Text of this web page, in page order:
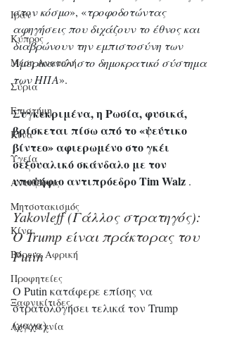
Ιράν
Κύπρος
Μέση Ανατολή
Σύρια
Επιστήμη
Kίνα
Υγεία
Aντιθέσεις
Μητσοτακισμός
Κίνα
Βόρεια Αφρική
Προφητείες
Ξαφνικίτιδες
Λογοτεχνία
στον κόσμο», «τροφοδοτώντας
αφηγήσεις που διχάζουν το έθνος και
διαβρώνουν την εμπιστοσύνη των
Αμερικανών στο δημοκρατικό σύστημα
των ΗΠΑ».
Συγκεκριμένα, η Ρωσία, φυσικά,
βρίσκεται πίσω από το «ψεύτικο
βίντεο» αφιερωμένο στο γκέι
σεξουαλικό σκάνδαλο με τον
υποψήφιο αντιπρόεδρο Tim Walz .
Yakovleff (Γάλλος στρατηγός):
Ο Trump είναι πράκτορας του
Putin
Ο Putin κατάφερε επίσης να
στρατολογήσει τελικά τον Trump
(χαχα).